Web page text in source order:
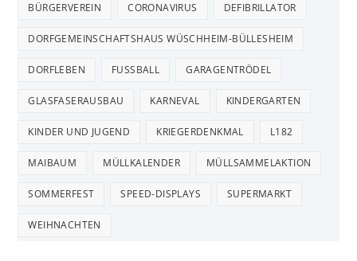
BÜRGERVEREIN CORONAVIRUS DEFIBRILLATOR
DORFGEMEINSCHAFTSHAUS WÜSCHHEIM-BÜLLESHEIM
DORFLEBEN FUSSBALL GARAGENTRÖDEL
GLASFASERAUSBAU KARNEVAL KINDERGARTEN
KINDER UND JUGEND KRIEGERDENKMAL L182
MAIBAUM MÜLLKALENDER MÜLLSAMMELAKTION
SOMMERFEST SPEED-DISPLAYS SUPERMARKT
WEIHNACHTEN